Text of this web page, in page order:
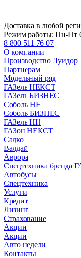
Доставка в любой
Режим работы: Пн-Пт
8 800 511 76 07
О компании
Производство Луидор
Партнерам
Модельный ряд
ГАЗель НЕКСТ
ГАЗель БИЗНЕС
Соболь НН
Соболь БИЗНЕС
ГАЗель НН
ГАЗон НЕКСТ
Садко
Валдай
Аврора
Спецтехника бренда
Автобусы
Спецтехника
Услуги
Кредит
Лизинг
Страхование
Акции
Акции
Авто недели
Контакты